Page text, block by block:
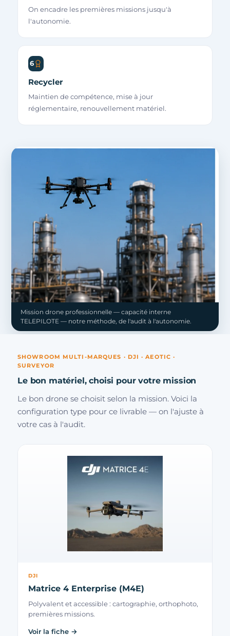
On encadre les premières missions jusqu'à
l'autonomie.
6
Recycler
Maintien de compétence, mise à jour
réglementaire, renouvellement matériel.
Mission drone professionnelle — capacité interne
TELEPILOTE — notre méthode, de l'audit à l'autonomie.
SHOWROOM MULTI-MARQUES · DJI · AEOTIC ·
SURVEYOR
Le bon matériel, choisi pour votre mission
Le bon drone se choisit selon la mission. Voici la
configuration type pour ce livrable — on l'ajuste à
votre cas à l'audit.
DJI
Matrice 4 Enterprise (M4E)
Polyvalent et accessible : cartographie, orthophoto,
premières missions.
Voir la fiche →